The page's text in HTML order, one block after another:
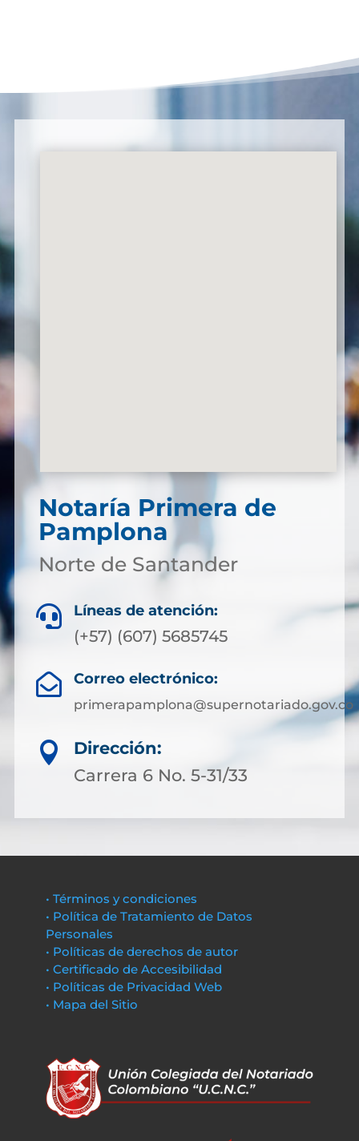
Notaría Primera de
Pamplona
Norte de Santander
 Líneas de atención:
(+57) (607) 5685745
 Correo electrónico:
primerapamplona@supernotariado.gov.co

Dirección:
Carrera 6 No. 5-31/33
• Términos y condiciones
• Política de Tratamiento de Datos
Personales
• Políticas de derechos de autor
• Certificado de Accesibilidad
• Políticas de Privacidad Web
• Mapa del Sitio